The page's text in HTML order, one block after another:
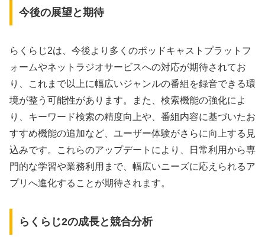
今後の展望と期待
らくらじ2は、今後より多くのポッドキャストプラットフ
ォームやネットラジオサービスへの対応が期待されてお
り、これまで以上に幅広いジャンルの番組を録音できる環
境が整う可能性があります。また、検索機能の強化によ
り、キーワード検索の精度向上や、番組内容に基づいたお
すすめ機能の追加など、ユーザー体験がさらに向上する見
込みです。これらのアップデートにより、日常利用から専
門的な学習や業務利用まで、幅広いニーズに応えられるア
プリへ進化することが期待されます。
らくらじ2の成長と競合分析